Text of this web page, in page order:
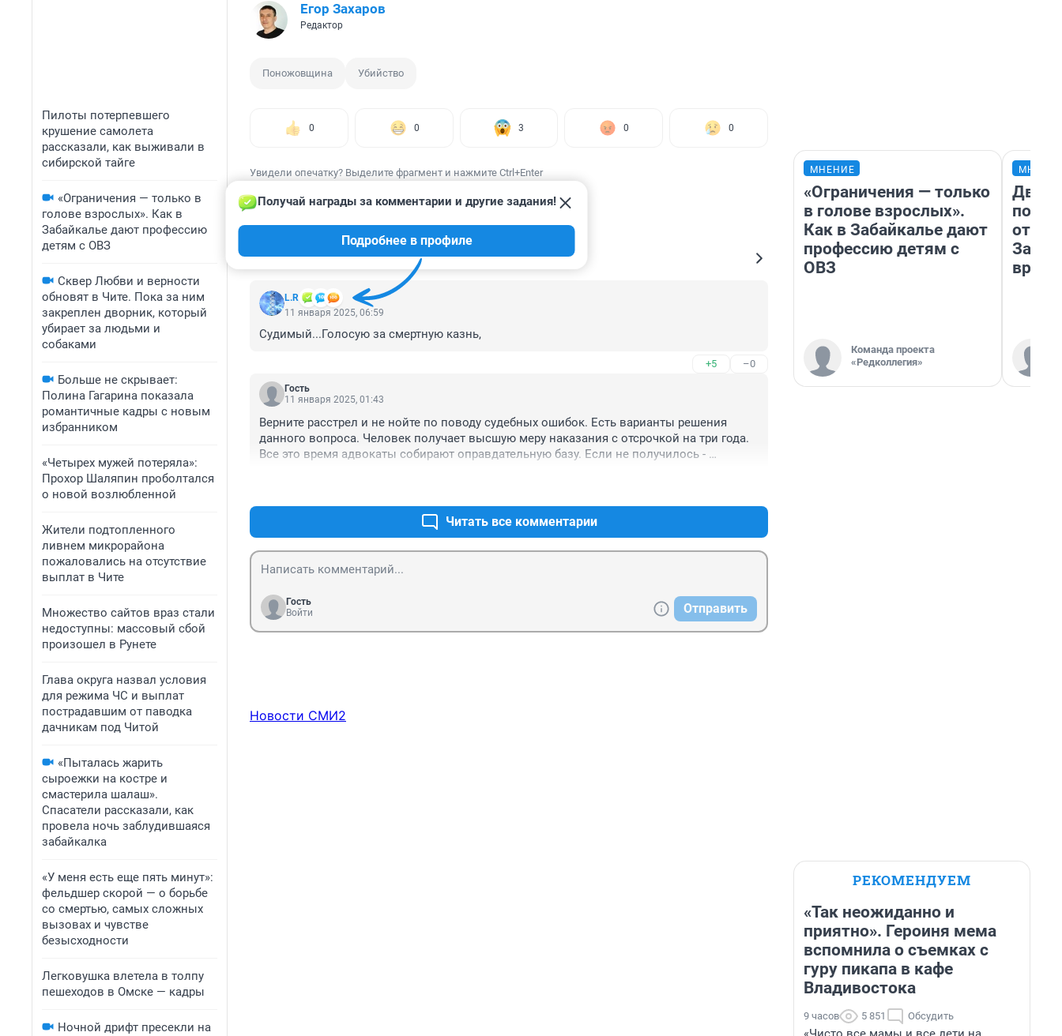
Пилоты потерпевшего
крушение самолета
рассказали, как выживали в
сибирской тайге
«Ограничения — только в
голове взрослых». Как в
Забайкалье дают профессию
детям с ОВЗ
Сквер Любви и верности
обновят в Чите. Пока за ним
закреплен дворник, который
убирает за людьми и
собаками
Больше не скрывает:
Полина Гагарина показала
романтичные кадры с новым
избранником
«Четырех мужей потеряла»:
Прохор Шаляпин проболтался
о новой возлюбленной
Жители подтопленного
ливнем микрорайона
пожаловались на отсутствие
выплат в Чите
Множество сайтов враз стали
недоступны: массовый сбой
произошел в Рунете
Глава округа назвал условия
для режима ЧС и выплат
пострадавшим от паводка
дачникам под Читой
«Пыталась жарить
сыроежки на костре и
смастерила шалаш».
Спасатели рассказали, как
провела ночь заблудившаяся
забайкалка
«У меня есть еще пять минут»:
фельдшер скорой — о борьбе
со смертью, самых сложных
вызовах и чувстве
безысходности
Легковушка влетела в толпу
пешеходов в Омске — кадры
Ночной дрифт пресекли на
Егор Захаров
Редактор
Поножовщина Убийство
0 0 3 0 0
Увидели опечатку? Выделите фрагмент и нажмите Ctrl+Enter
КОММЕНТАРИИ 25
L.R
Получай награды за комментарии и другие задания!
Подробнее в профиле
11 января 2025, 06:59
Судимый...Голосую за смертную казнь,
+5 –0
Гость
11 января 2025, 01:43
Верните расстрел и не нойте по поводу судебных ошибок. Есть варианты решения
данного вопроса. Человек получает высшую меру наказания с отсрочкой на три года.
Все это время адвокаты собирают оправдательную базу. Если не получилось -
Читать все комментарии
Гость
Войти
Отправить
Новости СМИ2
МНЕНИЕ
«Ограничения — только
в голове взрослых».
Как в Забайкалье дают
профессию детям с
ОВЗ
Команда проекта
«Редколлегия»
Два
от
РЕКОМЕНДУЕМ
«Так неожиданно и
приятно». Героиня мема
вспомнила о съемках с
гуру пикапа в кафе
Владивостока
9 часов 5 851 Обсудить